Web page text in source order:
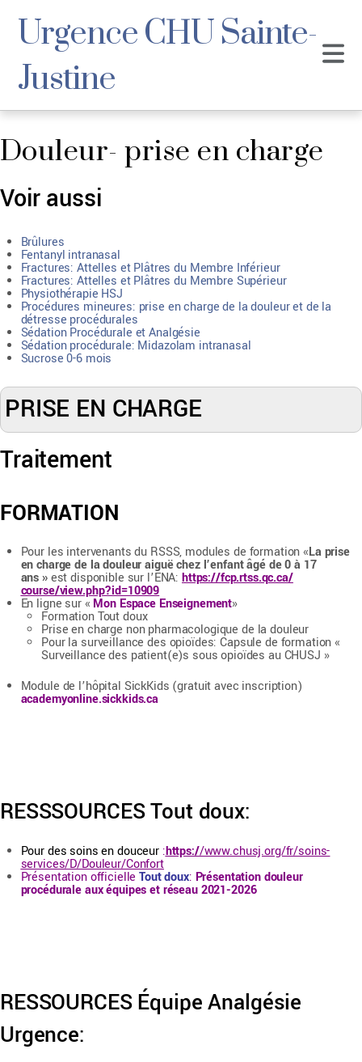
Urgence CHU Sainte-
Justine
Douleur- prise en charge
Voir aussi
Brûlures
Fentanyl intranasal
Fractures: Attelles et Plâtres du Membre Inférieur
Fractures: Attelles et Plâtres du Membre Supérieur
Physiothérapie HSJ
Procédures mineures: prise en charge de la douleur et de la
détresse procédurales
Sédation Procédurale et Analgésie
Sédation procédurale: Midazolam intranasal
Sucrose 0-6 mois
PRISE EN CHARGE
Traitement
FORMATION
Pour les intervenants du RSSS, modules de formation «La prise
en charge de la douleur aiguë chez l’enfant âgé de 0 à 17
ans »est disponible sur l’ENA: https://fcp.rtss.qc.ca/
course/view.php?id=10909
En ligne sur « Mon Espace Enseignement»
Formation Tout doux
Prise en charge non pharmacologique de la douleur
Pour la surveillance des opioïdes: Capsule de formation «
Surveillance des patient(e)s sous opioïdes au CHUSJ »
Module de l’hôpital SickKids (gratuit avec inscription)
academyonline.sickkids.ca
RESSSOURCES Tout doux:
Pour des soins en douceur :https://www.chusj.org/fr/soins-
services/D/Douleur/Confort
Présentation officielle Tout doux: Présentation douleur
procédurale aux équipes et réseau 2021-2026
RESSOURCES Équipe Analgésie
Urgence: